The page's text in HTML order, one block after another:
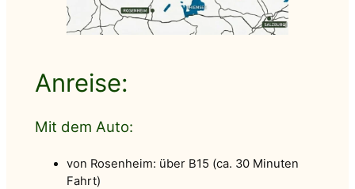
Anreise:
Mit dem Auto:
von Rosenheim: über B15 (ca. 30 Minuten
Fahrt)